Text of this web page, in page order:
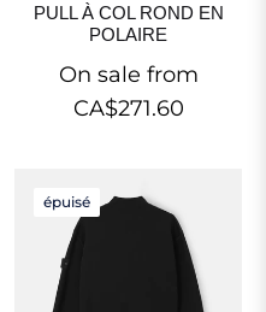
PULL À COL ROND EN
POLAIRE
On sale from
CA$271.60
épuisé